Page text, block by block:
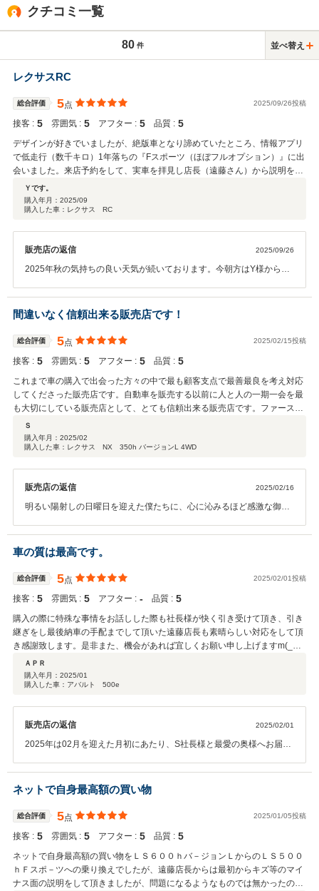
クチコミ一覧
80 件 並べ替え
レクサスRC
総合評価 5点 2025/09/26投稿
接客 : 5 雰囲気 : 5 アフター : 5 品質 : 5
デザインが好きでいましたが、絶版車となり諦めていたところ、情報アプリ
で低走行（数千キロ）1年落ちの『Fスポーツ（ほぼフルオプション）』に出
会いました。来店予約をして、実車を拝見し店長（遠藤さん）から説明を受
けました。今後の手続きの流れ、見積書のポイントなど、わかり易く丁寧に
教えていただきました。また、後付けオプションパーツにも嫌な顔せずに受
けて下さり『出来ること、出来ないこと』をハッキリと伝えてくださった真
長（遠藤さん）から購入できて、本当に良かったと思っております。ありが
とうございました。（私の素直な気持ちです）
Ｙです。
購入年月： 2025/09
購入した車：レクサス RC
販売店の返信 2025/09/26
2025年秋の気持ちの良い天気が続いております。今朝方はY様から私
フ一同全員で歓喜しております。もう新車チャンネルでは購入するこ
とが叶わなくなった稀少性を伴う「和製高級スポーツクーペ：LEXUS
RCシリーズ」!! 一期一会・Y様とお会いできて本当に良かったと
LEXUS RCが結んでくれた良縁に改めて感謝しています。LEXUS愛好
家であられるY様の優雅なセカンドライフの相棒に、当店特選車を選
んで頂きまして心より深く御礼を申し上げます!! 本当にありがとうご
ざいました。気持ちの良い秋のドライブシーンでは、紅葉の路上をY
様とRCが走る美しいシーンに羨望が寄せられるものと確信していま
す。どうか素晴らしいカーライフを思う存分に満喫して下さいませ！
も素敵なイケオジで！今のままカッコ良くいらして下さいね。そして
また必ず再会の日が来るものと楽しみにしておりますが、ひとまずは
当にありがとうございました。今日の秋の空のように心地よい時間を
ありがとうございました。心から感謝です！ JPS遠藤より
間違いなく信頼出来る販売店です！
総合評価 5点 2025/02/15投稿
接客 : 5 雰囲気 : 5 アフター : 5 品質 : 5
これまで車の購入で出会った方々の中で最も顧客支点で最善最良を考え対応
してくださった販売店です。自動車を販売する以前に人と人の一期一会を最
も大切にしている販売店として、とても信頼出来る販売店です。ファースト
コンタクトは、事前予約無しで訪れた私達を忙しい最中、快く対応してくだ
さった矢野さん、そして、納車までスムーズにプロセスを進ませてくださっ
た遠藤さん、大変お世話になりました。特に遠藤さんには希望ナンバー取得
のＦＢにとても素敵なコメントを添え投稿していただき、とても感動致しま
した。ありがとうございました。今回の出会いが今後のスタートとなり、末
Ｓ
購入年月： 2025/02
購入した車：レクサス NX 350h バージョンL 4WD
販売店の返信 2025/02/16
明るい陽射しの日曜日を迎えた僕たちに、心に沁みるほど感激な御便
ございます。とっても嬉しくて笑顔になれます。そして終始に渡りご
賛同を頂戴した麗しい奥様にも感謝の意をお伝えしたいと思います。
Sご夫妻、改めてこの度は当店との良縁を結んでくださり、本当にあ
りがとうございます。誠実で優しいS夫妻へのご納品に向けて、でき
る限りの対応に努めてみましたが、サービス業の真髄を知るS様には
不足にお感じの部分もあったことでしょう。しかしそんな僕たちに温
かいご配慮のある姿勢に感銘を受けます。また納車記念写真にも快く
笑顔で応じて下さって、S様、奥様、本当にありがとうございまし
た。鴛鴦夫婦の素敵な笑顔の記念写真は当店の大切な宝物です。今回
ど真ん中を射抜いたお客様でございました。S様のようなお客様に支
えられて今日があります。どうか今日より明日へ、10年20年…いつま
筆舌に尽くせぬ感謝の思いを結びます。また必ずお会いしましょう！
素晴らしいカーライフをお過ごしになって下さい。JPS遠藤より
車の質は最高です。
総合評価 5点 2025/02/01投稿
接客 : 5 雰囲気 : 5 アフター : ‐ 品質 : 5
購入の際に特殊な事情をお話しした際も社長様が快く引き受けて頂き、引き
継ぎをし最後納車の手配までして頂いた遠藤店長も素晴らしい対応をして頂
き感謝致します。是非また、機会があれば宜しくお願い申し上げますm(_
_)mＡＰＲ
購入年月： 2025/01
購入した車：アバルト 500e
販売店の返信 2025/02/01
2025年は02月を迎えた月初にあたり、S社長様と最愛の奥様へお届け
す。こちらこそS社長様には色々な面でご理解とご賛同を賜りながら
のご納品をさせて頂くこととなりましたが、終始に渡り紳士的なご対
応とご協力に感謝しております。この度は本当にありがとうございま
した。最愛の奥様へ、イタリア製の名門アバルトが創り出した電気自
動車をプレゼントして頂きました。そのような素敵なシーンに携わる
ことが出来たことが光栄の一言に尽きます。そしてこのような場所に
身に余るお声をお寄せ頂きまして、多大なご支援に感極まる思いでご
ざいます。とっても嬉しいです。ご契約の際は遠路のところまで足を
運んで頂けて和やかな歓談のひと時をご一緒させて頂きました。S社
ネットで自身最高額の買い物
総合評価 5点 2025/01/05投稿
接客 : 5 雰囲気 : 5 アフター : 5 品質 : 5
ネットで自身最高額の買い物をＬＳ６００ｈバ－ジョンＬからのＬＳ５００
ｈＦスポ－ツへの乗り換えでしたが、遠藤店長からは最初からキズ等のマイ
ナス面の説明をして頂きましたが、問題になるようなものでは無かったので